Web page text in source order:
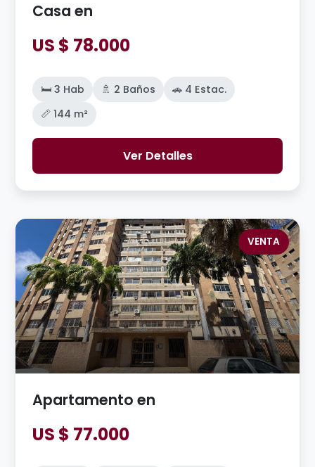
Casa en
US $ 78.000
🛏️ 3 Hab 🚿 2 Baños
🚗 4 Estac.
📏 144 m²
Ver Detalles
VENTA
Apartamento en
US $ 77.000